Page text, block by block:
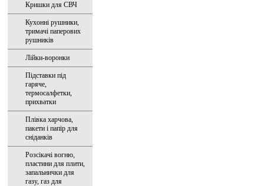
Кришки для СВЧ
Кухонні рушники,
тримачі паперових
рушників
Лійки-воронки
Підставки під
гаряче,
термосалфетки,
прихватки
Плівка харчова,
пакети і папір для
сніданків
Розсікачі вогню,
пластини для плити,
запальнички для
газу, газ для